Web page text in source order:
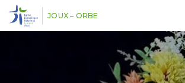
JOUX – ORBE
Panneau de gestion des cookies